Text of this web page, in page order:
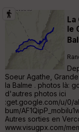
La
le
Soeur Agathe,
la Balme . photos là:
d'autres photos ici
:get.google.com/u/0/
bum/
Autres sorties en
www.visugpx.com/